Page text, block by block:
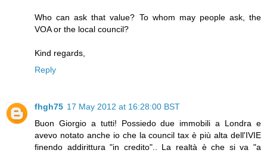
Who can ask that value? To whom may people ask, the
VOA or the local council?
Kind regards,
Reply
fhgh75 17 May 2012 at 16:28:00 BST
Buon Giorgio a tutti! Possiedo due immobili a Londra e
avevo notato anche io che la council tax è più alta dell'IVIE
finendo addirittura "in credito".. La realtà è che si va "a